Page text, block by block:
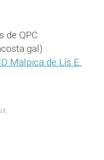
de QPC
Malpica de Lís E.